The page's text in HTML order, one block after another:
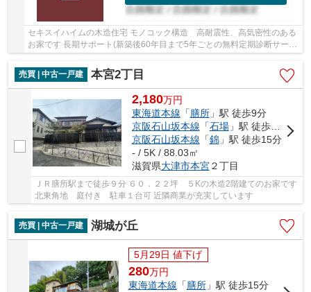
セキスイハイムの木造住宅 モノコック構造 高耐震性、高気密性のある
お家です 長期サポート(新築後60年目まで5年ごとの無料定期診断サービ
ス等)継承可能です リフォーム履歴 2016年...
売買 | 中古一戸建
本宮2丁目
2,180万円
東海道本線 「膳所」駅 徒歩9分
京阪石山坂本線 「石場」駅 徒歩14分
京阪石山坂本線 「錦」駅 徒歩15分
- / 5K / 88.03㎡
滋賀県大津市本宮２丁目
ＪＲ膳所駅まで徒歩９分 ６０．２２坪 ５Kの木造2階建てのお家です
北東角地 庭付き 駐車１台可 近隣商業が充実しています
売買 | 中古一戸建 湖城が丘
5月29日 値下げ
280万円
東海道本線 「膳所」駅 徒歩15分